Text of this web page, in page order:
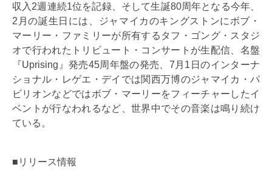
収入2週連続1位を記録、そして生誕80周年となる今年、
2月の誕生日には、ジャマイカのキングストンにボブ・
マーリー・ファミリーが所有するタフ・ゴング・スタジ
オで行われたトリビュート・コンサートが生配信、名盤
『Uprising』発売45周年盤の発売、7月1日のインターナ
ショナル・レゲエ・デイでは関西万博のジャマイカ・パ
ビリオンなどではボブ・マーリーをフィーチャーしたイ
ベントが行なわれるなど、世界中でその音楽は鳴り続け
ている。
■リリース情報